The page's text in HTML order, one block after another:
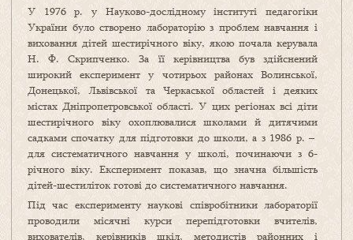
У 1976 р. у Науково-дослідному інституті педагогіки
України було створено лабораторію з проблем навчання і
виховання дітей шестирічного віку, якою почала керувала
Н. Ф. Скрипченко. За її керівництва був здійснений
широкий експеримент у чотирьох районах Волинської,
Донецької, Львівської та Черкаської областей і деяких
містах Дніпропетровської області. У цих регіонах всі діти
шестирічного віку охоплювалися школами й дитячими
садками спочатку для підготовки до школи, а з 1986 р. –
для систематичного навчання у школі, починаючи з 6-
річного віку. Експеримент показав, що значна більшість
дітей-шестиліток готові до систематичного навчання.
Під час експерименту наукові співробітники лабораторії
проводили місячні курси перепідготовки вчителів,
вихователів, керівників шкіл, методистів районних і